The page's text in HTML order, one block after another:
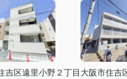
吉区遠里小野２丁目 大阪市住吉